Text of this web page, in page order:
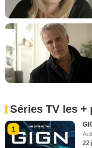
Séries TV les +
1
22